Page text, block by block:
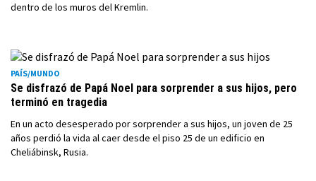
dentro de los muros del Kremlin.
PAÍS/MUNDO
Se disfrazó de Papá Noel para sorprender a sus hijos, pero
terminó en tragedia
En un acto desesperado por sorprender a sus hijos, un joven de 25
años perdió la vida al caer desde el piso 25 de un edificio en
Cheliábinsk, Rusia.